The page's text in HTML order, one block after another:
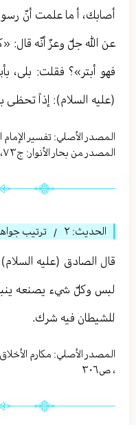
أصابك، أ ما علمت أنّ
عن الله جلّ وعزّ أنّه قال:
فهو أبتر»؟ فقلت: بلى،
(عليه السلام): إذاً
المصدر الأصلي: تفسير
المصدر من بحار الأنوار: ج٧٣،
الحديث: ٢ / ترتيب
قال الصادق (عليه
لبس وكلّ شيء يصنعه
للشيطان فيه شرك.
المصدر الأصلي: مكارم الأخلاق
، ص٣۰٦